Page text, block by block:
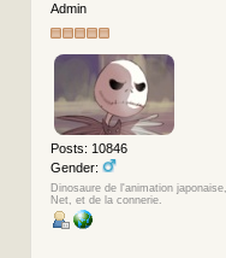
Admin
Posts: 10846
Gender:
Dinosaure de l'animation
Net, et de la connerie.